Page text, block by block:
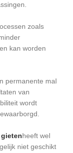
zoals
kan worden
permanente mal
van
wordt
heeft wel
niet geschikt